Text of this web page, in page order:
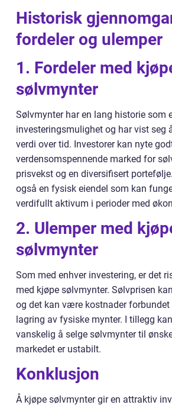
Historisk
fordeler og ulemper
1. Fordeler med
sølvmynter
Sølvmynter har en lang historie som
investeringsmulighet og har vist seg
verdi over tid. Investorer kan nyte
verdensomspennende marked for
prisvekst og en diversifisert
også en fysisk eiendel som kan
verdifullt aktivum i perioder med
2. Ulemper med
sølvmynter
Som med enhver investering, er det
med kjøpe sølvmynter. Sølvprisen
og det kan være kostnader forbundet
lagring av fysiske mynter. I tillegg
vanskelig å selge sølvmynter til
markedet er ustabilt.
Konklusjon
Å kjøpe sølvmynter gir en attraktiv